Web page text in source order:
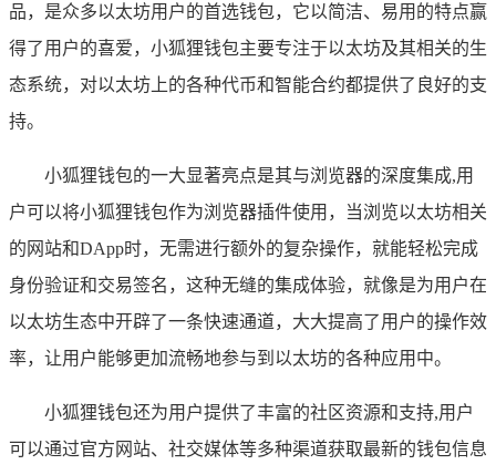
品，是众多以太坊用户的首选钱包，它以简洁、易用的特点赢
得了用户的喜爱，小狐狸钱包主要专注于以太坊及其相关的生
态系统，对以太坊上的各种代币和智能合约都提供了良好的支
持。
小狐狸钱包的一大显著亮点是其与浏览器的深度集成,用
户可以将小狐狸钱包作为浏览器插件使用，当浏览以太坊相关
的网站和DApp时，无需进行额外的复杂操作，就能轻松完成
身份验证和交易签名，这种无缝的集成体验，就像是为用户在
以太坊生态中开辟了一条快速通道，大大提高了用户的操作效
率，让用户能够更加流畅地参与到以太坊的各种应用中。
小狐狸钱包还为用户提供了丰富的社区资源和支持,用户
可以通过官方网站、社交媒体等多种渠道获取最新的钱包信息